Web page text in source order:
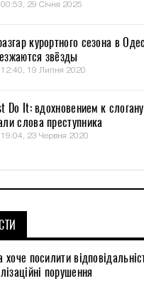
00:53, 29 Січня 2025
курортного сезона в
звёзды
12:40, 19 Липня 2020
Do It: вдохновением к
слова преступника
19:04, 23 Червня 2020
хоче посилити
порушення